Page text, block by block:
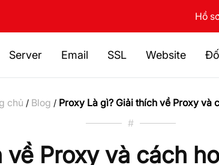
Hồ
Server Email SSL Website
chủ / Blog / Proxy Là gì? Giải thích về Proxy và
#
về Proxy và cách